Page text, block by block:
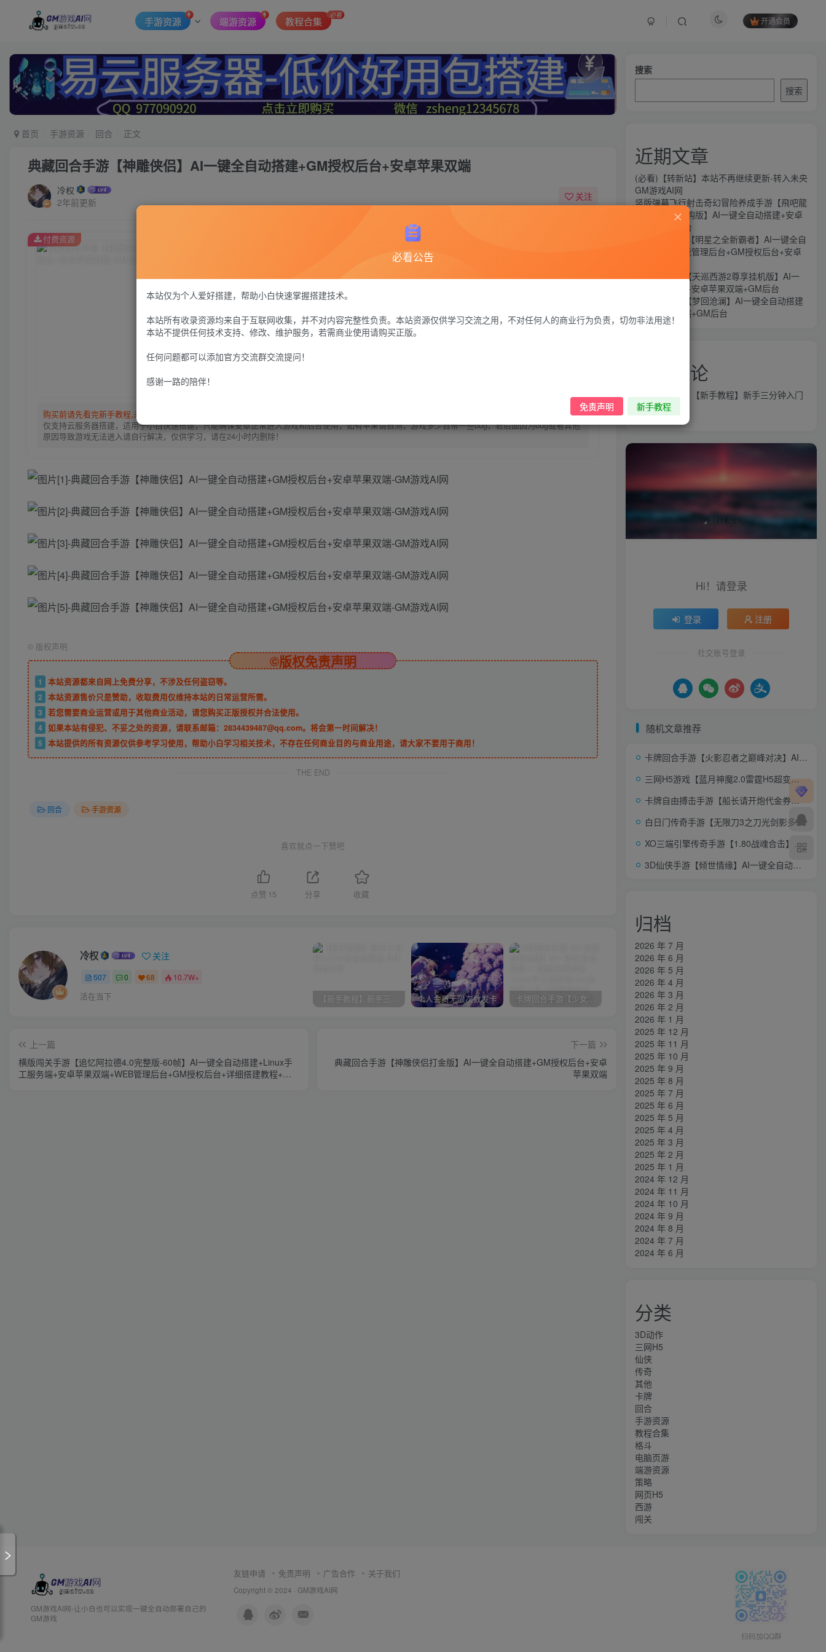
手游资源 端游资源 教程合集
必看
开通会员
首页 手游资源 回合 正文
典藏回合手游【神雕侠侣】AI一键全自动搭建+GM授权后台+安卓苹果双端
冷权
2年前更新
关注
30 限时特惠
个人会员
G币
免费
购买前请先看完新手教程,未认真看完一切问题自行解决
仅支持云服务器搭建，适用于小白快速搭建，只能确保安卓正常进入游戏和后台使用，如有苹果请自测，游戏多少自带一些bug，若后面因为bug或者其他
原因导致游戏无法进入请自行解决，仅供学习，请在24小时内删除！
付费资源
© 版权声明
©版权免责声明
1
本站资源都来自网上免费分享，不涉及任何盗窃等。
2 本站资源售价只是赞助，收取费用仅维持本站的日常运营所需。
3 若您需要商业运营或用于其他商业活动，请您购买正版授权并合法使用。
4 如果本站有侵犯、不妥之处的资源，请联系邮箱：2834439487@qq.com。将会第一时间解决！
5 本站提供的所有资源仅供参考学习使用，帮助小白学习相关技术，不存在任何商业目的与商业用途，请大家不要用于商用！
THE END
回合 手游资源
喜欢就点一下赞吧
点赞 15 分享 收藏
冷权 关注
507 0 68 10.7W+
活在当下 【新手教程】新手三分钟入门AI全自动搭建 个人会员无限次数发卡 卡牌回合手游【少女回战初始版】AI一键全自动搭建+一键即玩镜像端+Linux手工服务端+lua加解密工具+GM授权后台+安卓+详细搭建教程+视频教程
上一篇
横版闯关手游【追忆阿拉德4.0完整版-60帧】AI一键全自动搭建+Linux手
工服务端+安卓苹果双端+WEB管理后台+GM授权后台+详细搭建教程+配
下一篇
典藏回合手游【神雕侠侣打金版】AI一键全自动搭建+GM授权后台+安卓
苹果双端
搜索
搜索
近期文章
(必看)【转新站】本站不再继续更新-转入未央
GM游戏AI网
竖版弹幕飞行射击奇幻冒险养成手游【飛吧龍
騎士代金券内购版】AI一键全自动搭建+安卓
+CDK授权后台
横版闯关手游【明星之全新霸者】AI一键全自
动搭建+全功能管理后台+GM授权后台+安卓
MT3换皮MH【天巡西游2尊享挂机版】AI一
键全自动搭建+安卓苹果双端+GM后台
MT3换皮MH【梦回沧澜】AI一键全自动搭建
+安卓苹果双端+GM后台
近期评论
益群网发表在
【新手教程】新手三分钟入门
AI全自动搭建
Hi！请登录
登录 注册
社交账号登录
随机文章推荐
卡牌回合手游【火影忍者之巅峰对决】AI一键全自动搭建+一键即玩镜像端+Linux手工服务端+多区跨服+CDK授权后台+全物品ID+安卓苹果双端+详细搭建教程+视频教程
三网H5游戏【蓝月神魔2.0雷霆H5超变多区跨服多功能版】AI一键全自动搭建+一键即玩镜像端+Linux手工服务端+多区跨服+管理后台+GM多功能授权后台+详细搭建教程
卡牌自由搏击手游【船长请开炮代金券内购体验版】AI一键全自动搭建+一键即玩镜像端+Linux手工服务端+安卓+CDK授权后台+详细搭建教程
白日门传奇手游【无限刀3之刀光剑影多区跨服完整版】AI一键全自动搭建+Win一键服务端+本地注册验证+管理后台+GM授权后台+安卓+详细搭建教程+视频教程
XO三端引擎传奇手游【1.80战魂合击】AI一键全自动搭建+Win系服务端+PC安卓苹果三端+加密工具+详细搭建教程
3D仙侠手游【倾世情缘】AI一键全自动搭建+Linux手工服务端+多区+CDK授权后台+安卓苹果双端+详细搭建教程+视频教程
归档
2026 年 7 月
2026 年 6 月
2026 年 5 月
2026 年 4 月
2026 年 3 月
2026 年 2 月
2026 年 1 月
2025 年 12 月
2025 年 11 月
2025 年 10 月
2025 年 9 月
2025 年 8 月
2025 年 7 月
2025 年 6 月
2025 年 5 月
2025 年 4 月
2025 年 3 月
2025 年 2 月
2025 年 1 月
2024 年 12 月
2024 年 11 月
2024 年 10 月
2024 年 9 月
2024 年 8 月
2024 年 7 月
2024 年 6 月
分类
3D动作
三网H5
仙侠
传奇
其他
卡牌
回合
手游资源
教程合集
格斗
电脑页游
端游资源
策略
网页H5
西游
闯关
GM游戏AI网-让小白也可以实现一键全自动部署自己的
GM游戏
友链申请 免责声明 广告合作 关于我们
Copyright © 2024 · GM游戏AI网
扫码加QQ群
必看公告
本站仅为个人爱好搭建，帮助小白快速掌握搭建技术。
本站所有收录资源均来自于互联网收集，并不对内容完整性负责。本站资源仅供学习交流之用，不对任何人的商业行为负责，切勿非法用途！
本站不提供任何技术支持、修改、维护服务，若需商业使用请购买正版。
任何问题都可以添加官方交流群交流提问！
感谢一路的陪伴！
免责声明 新手教程